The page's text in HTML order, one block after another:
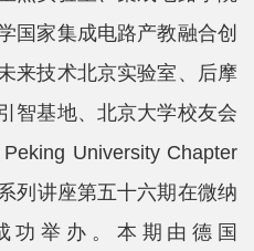
国家集成电路产教融合创
来技术北京实验室、后摩
智基地、北京大学校友会
University Chapter
列讲座第五十六期在微纳
功举办。本期由德国